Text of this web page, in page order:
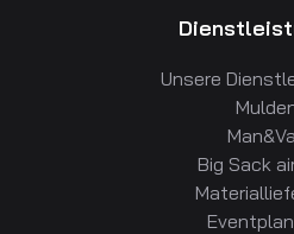
Unsere
Big Sack